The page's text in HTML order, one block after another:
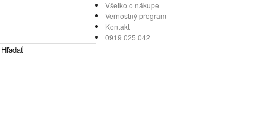
Všetko o nákupe
Vernostný program
Kontakt
0919 025 042